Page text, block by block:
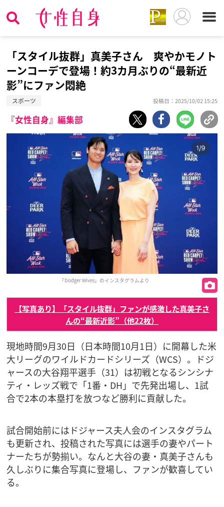
「スタイル抜群」真美子さん 爽やかモノト
ーンコーデで登場！約3カ月ぶりの“最新近
影”にファン悶絶
スポーツ 投稿日：2025/10/02 15:25
『女性自身』編集部
「Dodger Wives」のインスタグラムより
【写真あり】「スタイル抜群」ファンが感激した真美子さ
んの“最新近影”（他22枚）
現地時間9月30日（日本時間10月1日）に開幕した米
大リーグのワイルドカードシリーズ（WCS）。ドジ
ャースの大谷翔平選手（31）は初戦となるシンシナ
ティ・レッズ戦で「1番・DH」で先発出場し、1試
合で2本の本塁打を放つなど勝利に貢献した。
試合開始前にはドジャース夫人会のインスタグラム
も更新され、投稿された写真には選手の妻やパート
ナーたちが勢揃い。なんと大谷の妻・真美子さんも
久しぶりに集合写真に登場し、ファンが歓喜してい
る。